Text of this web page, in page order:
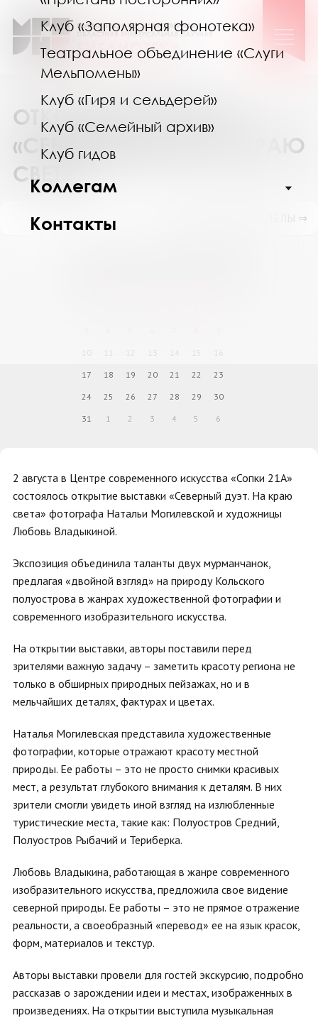
Клуб «Заполярная фонотека»
Театральное объединение «Слуги
Мельпомены»
Клуб «Гиря и сельдерей»
Клуб «Семейный архив»
Клуб гидов
Коллегам
Контакты
ОТКРЫТИЕ ВЫСТАВКИ
«СЕВЕРНЫЙ ДУЭТ. НА КРАЮ
СВЕТА»
2 августа в Центре современного искусства «Сопки 21А»
состоялось открытие выставки «Северный дуэт. На краю
света» фотографа Натальи Могилевской и художницы
Любовь Владыкиной.
Экспозиция объединила таланты двух мурманчанок,
предлагая «двойной взгляд» на природу Кольского
полуострова в жанрах художественной фотографии и
современного изобразительного искусства.
На открытии выставки, авторы поставили перед
зрителями важную задачу – заметить красоту региона не
только в обширных природных пейзажах, но и в
мельчайших деталях, фактурах и цветах.
Наталья Могилевская представила художественные
фотографии, которые отражают красоту местной
природы. Ее работы – это не просто снимки красивых
мест, а результат глубокого внимания к деталям. В них
зрители смогли увидеть иной взгляд на излюбленные
туристические места, такие как: Полуостров Средний,
Полуостров Рыбачий и Териберка.
Любовь Владыкина, работающая в жанре современного
изобразительного искусства, предложила свое видение
северной природы. Ее работы – это не прямое отражение
реальности, а своеобразный «перевод» ее на язык красок,
форм, материалов и текстур.
Авторы выставки провели для гостей экскурсию, подробно
рассказав о зарождении идеи и местах, изображенных в
произведениях. На открытии выступила музыкальная
ПОКАЗАТЬ ПОДРАЗДЕЛЫ ⇒
10 11 12 13 14 15 16
17 18 19 20 21 22 23
24 25 26 27 28 29 30
31 1 2 3 4 5 6